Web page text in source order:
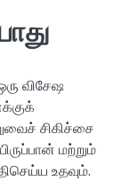
விசேஷ
சிகிச்சை
மற்றும்
உதவும்.